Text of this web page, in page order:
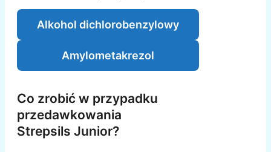
Alkohol dichlorobenzylowy
Amylometakrezol
Co zrobić w przypadku
przedawkowania
Strepsils Junior?